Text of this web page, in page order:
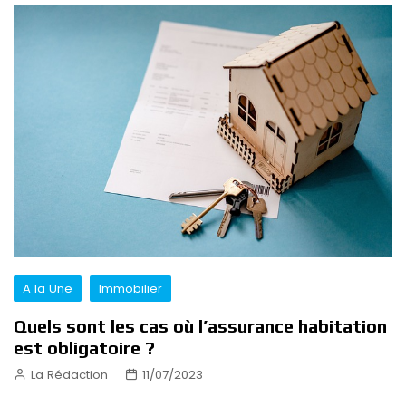
A la Une Immobilier
Quels sont les cas où l’assurance habitation
est obligatoire ?
La Rédaction 11/07/2023